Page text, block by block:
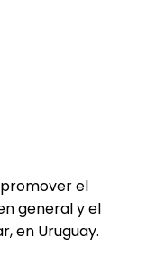
el
general y el
en Uruguay.